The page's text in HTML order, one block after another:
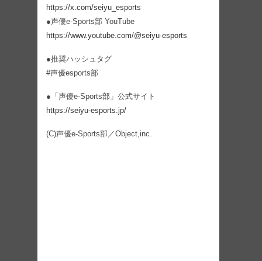
https://x.com/seiyu_esports
●声優e-Sports部 YouTube
https://www.youtube.com/@seiyu-esports
●推奨ハッシュタグ
#声優esports部
●「声優e-Sports部」公式サイト
https://seiyu-esports.jp/
(C)声優e-Sports部／Object,inc.